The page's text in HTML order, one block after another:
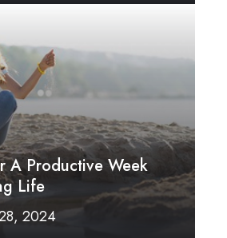
A Productive Week
Life
2024